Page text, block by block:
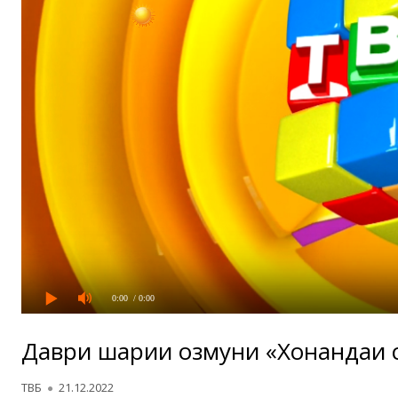
0:00 / 0:00
Даври шаҳрии озмуни «Хонандаи
Автор
ТВБ Опубликовано
21.12.2022